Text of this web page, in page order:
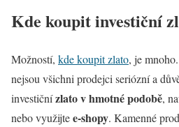
Kde koupit investiční
Možností, kde koupit zlato, je
nejsou všichni prodejci seriózní a
investičnízlato v hmotné podobě,
nebo využijtee-shopy. Kamenné